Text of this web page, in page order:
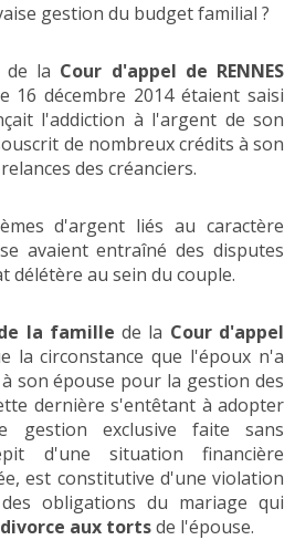
gestion du budget familial ?
de la Cour d'appel de RENNES
16 décembre 2014 étaient saisi
l'addiction à l'argent de son
de nombreux crédits à son
des créanciers.
d'argent liés au caractère
avaient entraîné des disputes
délétère au sein du couple.
la famillede la Cour d'appel
la circonstance que l'époux n'a
son épouse pour la gestion des
dernière s'entêtant à adopter
gestion exclusive faite sans
d'une situation financière
est constitutive d'une violation
obligations du mariage qui
divorce aux tortsde l'épouse.